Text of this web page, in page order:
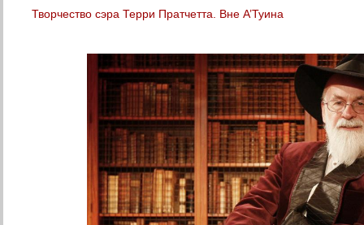
Творчество сэра Терри Пратчетта. Вне А’Туина